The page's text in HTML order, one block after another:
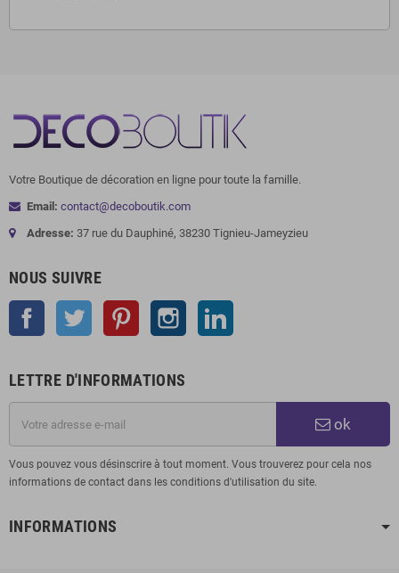
Votre Boutique de décoration en ligne pour toute la famille.
Email: contact@decoboutik.com
Adresse: 37 rue du Dauphiné, 38230 Tignieu-Jameyzieu
NOUS SUIVRE
Facebook Twitter Pinterest Instagram
LETTRE D'INFORMATIONS
ok
Vous pouvez vous désinscrire à tout moment. Vous trouverez pour cela nos
informations de contact dans les conditions d'utilisation du site.
INFORMATIONS